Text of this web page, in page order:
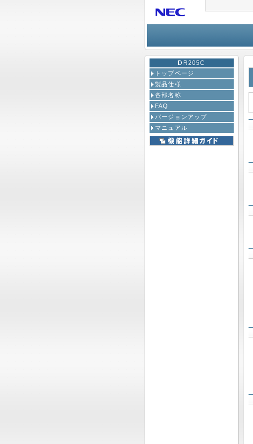
DR205C
トップページ
製品仕様
各部名称
FAQ
バージョンアップ
マニュアル